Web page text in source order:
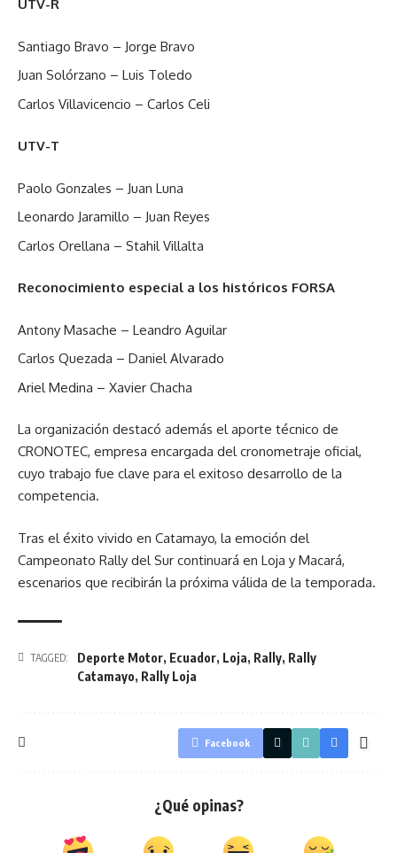
UTV-R
Santiago Bravo – Jorge Bravo
Juan Solórzano – Luis Toledo
Carlos Villavicencio – Carlos Celi
UTV-T
Paolo Gonzales – Juan Luna
Leonardo Jaramillo – Juan Reyes
Carlos Orellana – Stahil Villalta
Reconocimiento especial a los históricos FORSA
Antony Masache – Leandro Aguilar
Carlos Quezada – Daniel Alvarado
Ariel Medina – Xavier Chacha
La organización destacó además el aporte técnico de
CRONOTEC, empresa encargada del cronometraje oficial,
cuyo trabajo fue clave para el exitoso desarrollo de la
competencia.
Tras el éxito vivido en Catamayo, la emoción del
Campeonato Rally del Sur continuará en Loja y Macará,
escenarios que recibirán la próxima válida de la temporada.
TAGGED: Deporte Motor, Ecuador, Loja, Rally, Rally
Catamayo, Rally Loja
Facebook
¿Qué opinas?